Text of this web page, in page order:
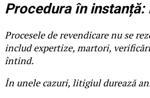
Procedura în
Procesele de revendicare nu se
includ expertize, martori,
întind.
În unele cazuri, litigiul durează